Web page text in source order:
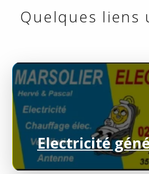
Quelques liens
Electricité